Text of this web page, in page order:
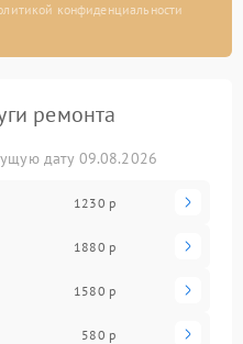
конфиденциальности
ремонта
дату 09.08.2026
1230 р
1880 р
1580 р
580 р